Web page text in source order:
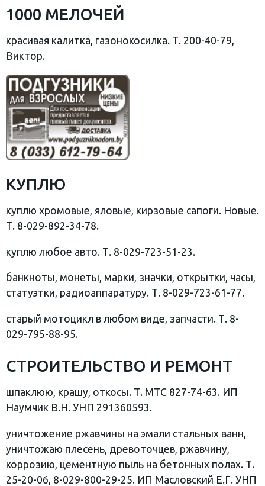
1000 МЕЛОЧЕЙ
красивая калитка, газонокосилка. Т. 200-40-79,
Виктор.
КУПЛЮ
куплю хромовые, яловые, кирзовые сапоги. Новые.
Т. 8-029-892-34-78.
куплю любое авто. Т. 8-029-723-51-23.
банкноты, монеты, марки, значки, открытки, часы,
статуэтки, радиоаппаратуру. Т. 8-029-723-61-77.
старый мотоцикл в любом виде, запчасти. Т. 8-
029-795-88-95.
СТРОИТЕЛЬСТВО И РЕМОНТ
шпаклюю, крашу, откосы. Т. МТС 827-74-63. ИП
Наумчик В.Н. УНП 291360593.
уничтожение ржавчины на эмали стальных ванн,
уничтожаю плесень, древоточцев, ржавчину,
коррозию, цементную пыль на бетонных полах. Т.
25-20-06, 8-029-800-29-25. ИП Масловский Е.Г. УНП